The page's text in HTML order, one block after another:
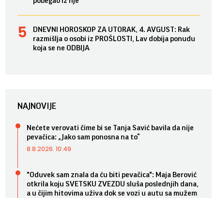
DNEVNI HOROSKOP ZA UTORAK, 4. AVGUST: Rak
razmišlja o osobi iz PROŠLOSTI, Lav dobija ponudu
koja se ne ODBIJA
NAJNOVIJE
Nećete verovati čime bi se Tanja Savić bavila da nije
pevačica: „Jako sam ponosna na to“
8.8.2026. 10:49
"Oduvek sam znala da ću biti pevačica": Maja Berović
otkrila koju SVETSKU ZVEZDU sluša poslednjih dana,
a u čijim hitovima uživa dok se vozi u autu sa mužem